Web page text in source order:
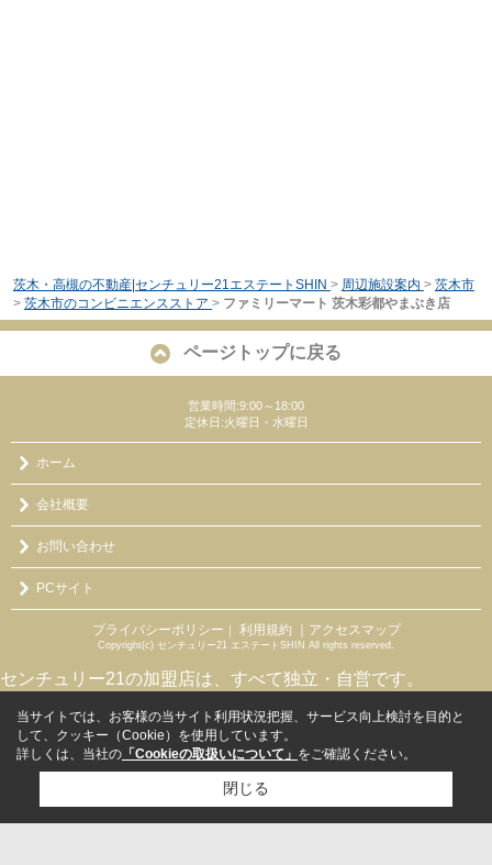
茨木・高槻の不動産|センチュリー21エステートSHIN > 周辺施設案内 > 茨木市
> 茨木市のコンビニエンスストア > ファミリーマート 茨木彩都やまぶき店
ページトップに戻る
営業時間:9:00～18:00
定休日:火曜日・水曜日
ホーム
会社概要
お問い合わせ
PCサイト
プライバシーポリシー ｜ 利用規約 ｜アクセスマップ
Copyright(c) センチュリー21 エステートSHIN All rights reserved.
センチュリー21の加盟店は、すべて独立・自営です。
当サイトでは、お客様の当サイト利用状況把握、サービス向上検討を目的と
して、クッキー（Cookie）を使用しています。
詳しくは、当社の 「Cookieの取扱いについて」 をご確認ください。
閉じる